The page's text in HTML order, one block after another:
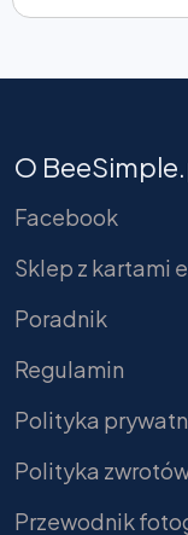
O
Facebook
Sklep z kartami
Poradnik
Regulamin
Polityka
Polityka
Przewodnik